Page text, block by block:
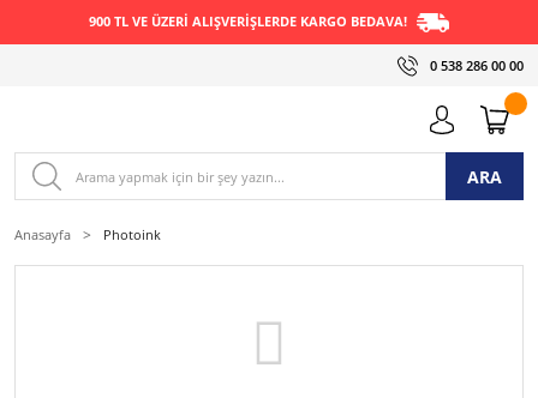
900 TL VE ÜZERİ ALIŞVERİŞLERDE KARGO BEDAVA!
0 538 286 00 00
ARA
Anasayfa Photoink